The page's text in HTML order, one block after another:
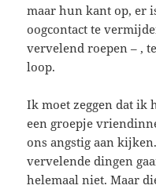
maar hun kant op, er
oogcontact te
vervelend roepen – ,
loop.
Ik moet zeggen dat ik
een groepje
ons angstig aan
vervelende dingen
helemaal niet. Maar